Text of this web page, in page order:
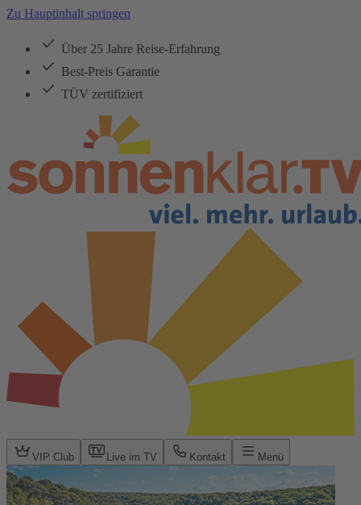
Zu Hauptinhalt springen
Über 25 Jahre Reise-Erfahrung
Best-Preis Garantie
TÜV zertifiziert
VIP Club Live im TV Kontakt Menü